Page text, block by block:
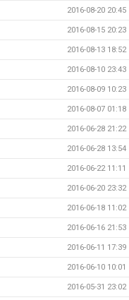
2016-08-20 20:45
2016-08-15 20:23
2016-08-13 18:52
2016-08-10 23:43
2016-08-09 10:23
2016-08-07 01:18
2016-06-28 21:22
2016-06-28 13:54
2016-06-22 11:11
2016-06-20 23:32
2016-06-18 11:02
2016-06-16 21:53
2016-06-11 17:39
2016-06-10 10:01
2016-05-31 23:02